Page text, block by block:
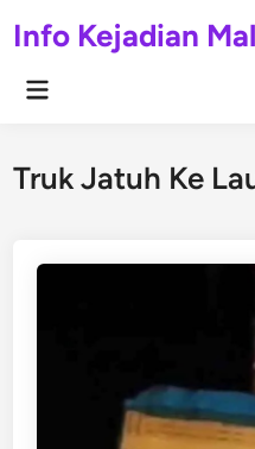
toInfo Kejadian
Main
Truk Jatuh Ke